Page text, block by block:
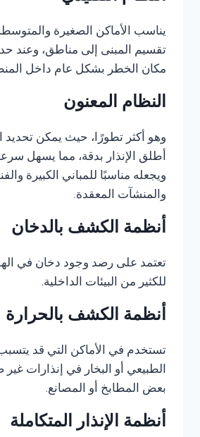
يناسب الأماكن الصغيرة
تقسيم المبنى إلى مناطق، وعند
مكان الخطر بشكل عام داخل
النظام المعنون
وهو أكثر تطورًا، حيث يمكن تحديد
أطلق الإنذار بدقة، مما يسهل
ويجعله مناسبًا للمباني الكبيرة
والمنشآت المعقدة.
أنظمة الكشف بالدخان
تعتمد على رصد وجود دخان في
للكثير من البيئات الداخلية.
أنظمة الكشف بالحرارة
تستخدم في الأماكن التي قد
الطبيعي أو البخار في إنذارات
بعض المطابخ أو المصانع.
أنظمة الإنذار المتكاملة